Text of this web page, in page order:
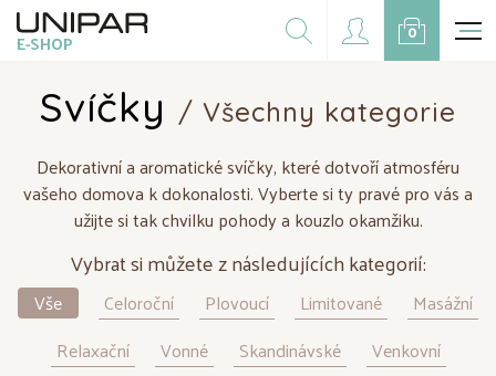
E-SHOP
Dárkové balíčky
Na přání
Kampaně
EUR
0
Svíčky / Všechny kategorie
Dekorativní a aromatické svíčky, které dotvoří atmosféru
vašeho domova k dokonalosti. Vyberte si ty pravé pro vás a
užijte si tak chvilku pohody a kouzlo okamžiku.
Vybrat si můžete z následujících kategorií:
Vše Celoroční Plovoucí Limitované
Masážní
Relaxační
Vonné Skandinávské
Venkovní